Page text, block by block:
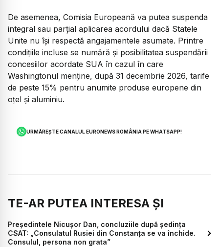
De asemenea, Comisia Europeană va putea suspenda
integral sau parțial aplicarea acordului dacă Statele
Unite nu își respectă angajamentele asumate. Printre
condițiile incluse se numără și posibilitatea suspendării
concesiilor acordate SUA în cazul în care
Washingtonul menține, după 31 decembrie 2026, tarife
de peste 15% pentru anumite produse europene din
oțel și aluminiu.
URMĂREȘTE CANALUL EURONEWS ROMÂNIA PE WHATSAPP!
TE-AR PUTEA INTERESA ȘI
Președintele Nicușor Dan, concluziile după ședința
CSAT: „Consulatul Rusiei din Constanța se va închide.
Consulul, persona non grata”